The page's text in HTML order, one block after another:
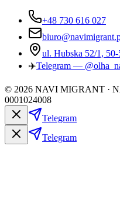
+48 730 616 027
ul. Hubska 52/1, 50-
✈️Telegram —
© 2026 NAVI MIGRANT ·
0001024008
Telegram
Telegram